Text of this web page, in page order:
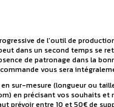
de l'outil de
dans un second temps se
de patronage dans la
vous sera
sur-mesure (longueur ou
en précisant vos souhaits et
prévoir entre 10 et 50€ de